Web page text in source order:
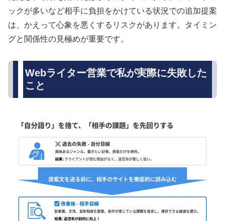
ックが多いなど相手に負担をかけている状況での追加提案
は、かえって心象を悪くするリスクがあります。タイミン
グと関係性の見極めが重要です。
Webライター営業で私が実際に失敗した
こと